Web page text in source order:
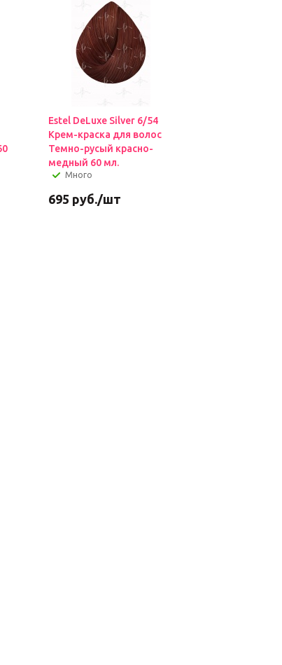
Estel DeLuxe Silver 6/54
Крем-краска для волос
Темно-русый красно-
медный 60 мл.
Много
695 руб./шт